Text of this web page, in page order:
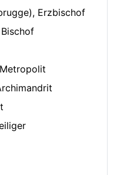
Erzbischof